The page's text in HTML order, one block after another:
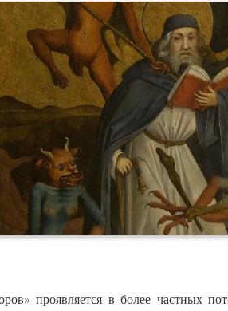
проявляется в более частных